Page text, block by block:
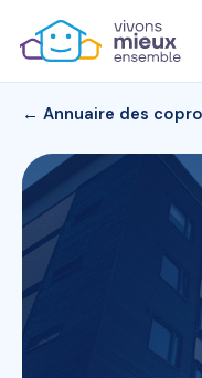
← Annuaire des